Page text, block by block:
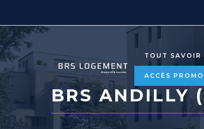
TOUT SAVOIR
ACCÈS
BRS ANDILLY